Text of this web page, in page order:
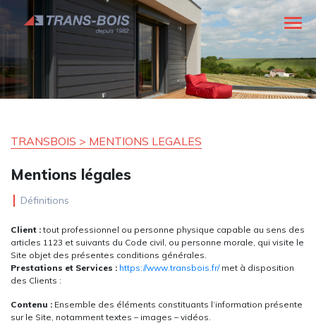
TRANSBOIS > MENTIONS LEGALES
Mentions légales
Définitions
Client :tout professionnel ou personne physique capable au sens des
articles 1123 et suivants du Code civil, ou personne morale, qui visite le
Site objet des présentes conditions générales.
Prestations et Services : https://www.transbois.fr/met à disposition
des Clients :
Contenu : Ensemble des éléments constituants l’information présente
sur le Site, notamment textes – images – vidéos.